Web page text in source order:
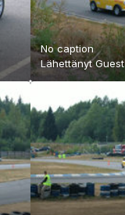
No caption
Lähettänyt Guest